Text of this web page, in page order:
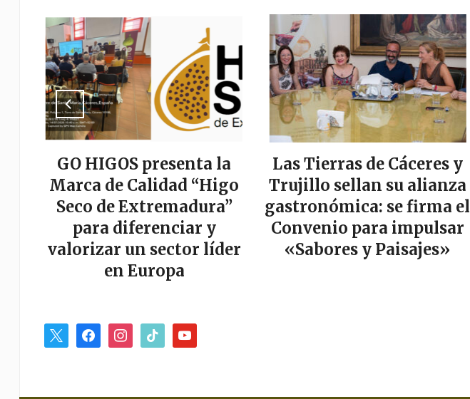
GO HIGOS presenta la
Marca de Calidad “Higo
Seco de Extremadura”
para diferenciar y
valorizar un sector líder
en Europa
Las Tierras de Cáceres y
Trujillo sellan su alianza
gastronómica: se firma el
Convenio para impulsar
«Sabores y Paisajes»
facebookinstagram
tiktok youtube